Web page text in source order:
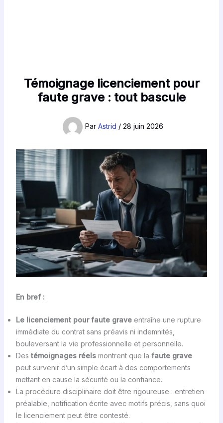
Témoignage licenciement pour
faute grave : tout bascule
Par Astrid / 28 juin 2026
En bref :
Le licenciement pour faute graveentraîne une rupture
immédiate du contrat sans préavis ni indemnités,
bouleversant la vie professionnelle et personnelle.
Des témoignages réelsmontrent que la faute grave
peut survenir d’un simple écart à des comportements
mettant en cause la sécurité ou la confiance.
La procédure disciplinaire doit être rigoureuse : entretien
préalable, notification écrite avec motifs précis, sans quoi
le licenciement peut être contesté.